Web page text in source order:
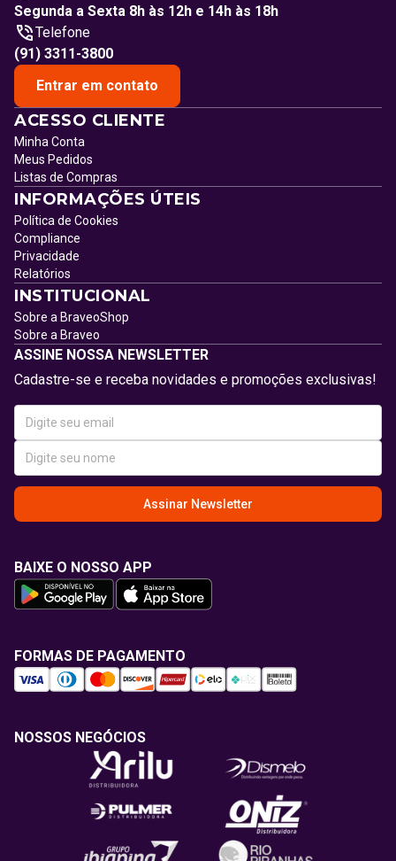
Segunda a Sexta 8h às 12h e 14h às 18h
Telefone
(91) 3311-3800
Entrar em contato
ACESSO CLIENTE
Minha Conta
Meus Pedidos
Listas de Compras
INFORMAÇÕES ÚTEIS
Política de Cookies
Compliance
Privacidade
Relatórios
INSTITUCIONAL
Sobre a BraveoShop
Sobre a Braveo
ASSINE NOSSA NEWSLETTER
Cadastre-se e receba novidades e promoções exclusivas!
Assinar Newsletter
BAIXE O NOSSO APP
FORMAS DE PAGAMENTO
NOSSOS NEGÓCIOS